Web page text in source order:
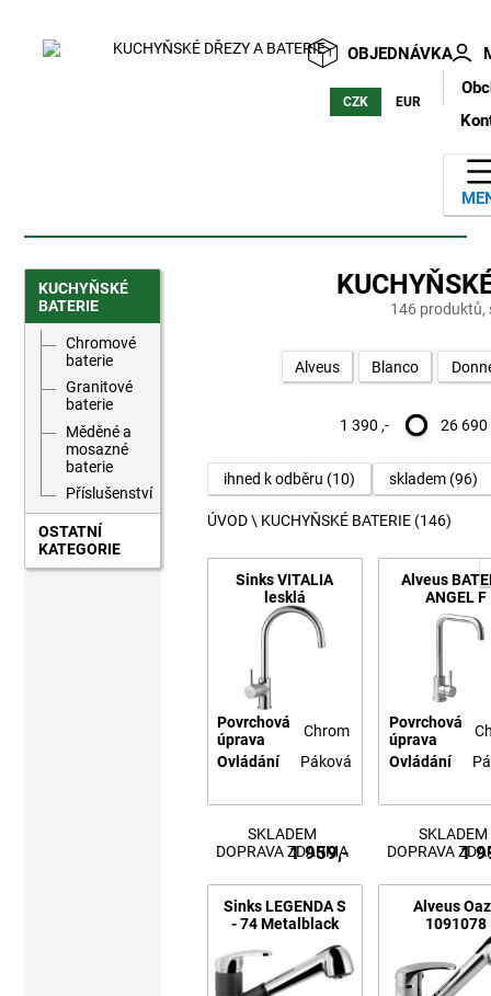
OBJEDNÁVKA
CZK EUR
KUCHYŇSKÉ
BATERIE
Chromové
baterie
Granitové
baterie
Měděné a
mosazné
baterie
Příslušenství
OSTATNÍ
KATEGORIE
146 produktů,
Alveus Blanco
1 390 ,- 26 690
ihned k odběru (10) skladem(96)
ÚVOD\ KUCHYŇSKÉ BATERIE (146)
Sinks VITALIA
lesklá
Povrchová
úprava
Chrom
Ovládání
Páková
1 959,-
SKLADEM
DOPRAVA ZDARMA
Alveus
ANGEL F
Povrchová
úprava
Ovládání
1
SKLADEM
DOPRAVA
Sinks LEGENDA S
- 74 Metalblack
Alveus
1091078